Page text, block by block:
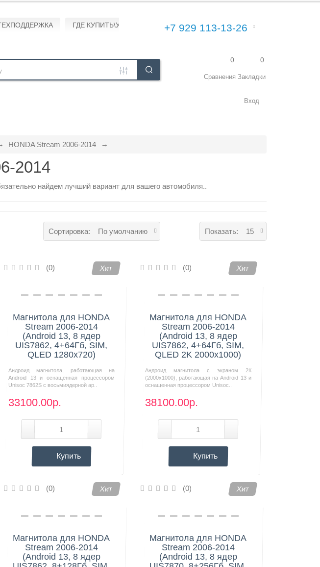
ГДЕ КУПИТЬ\УСТАНОВИТЬ +7 929 113-13-26
0
Закладки
0
Сравнения
Вход
HONDA Stream 2006-2014
2014
найдем лучший вариант для вашего автомобиля..
Показать: 15
Сортировка: По умолчанию
(0) Хит
Магнитола для HONDA
Stream 2006-2014
(Android 13, 8 ядер
UIS7862, 4+64Гб, SIM,
QLED 1280x720)
Андроид магнитола, работающая на
Android 13 и оснащенная процессором
Unisoc 7862S с восьмиядерной ар..
33100.00р.
Купить
(0) Хит
Магнитола для HONDA
Stream 2006-2014
(Android 13, 8 ядер
UIS7862, 4+64Гб, SIM,
QLED 2K 2000x1000)
Андроид магнитола с экраном 2К
(2000х1000), работающая на Android 13 и
оснащенная процессором Unisoc..
38100.00р.
Купить
(0) Хит
Магнитола для HONDA
Stream 2006-2014
(Android 13, 8 ядер
(0) Хит
Магнитола для HONDA
Stream 2006-2014
(Android 13, 8 ядер